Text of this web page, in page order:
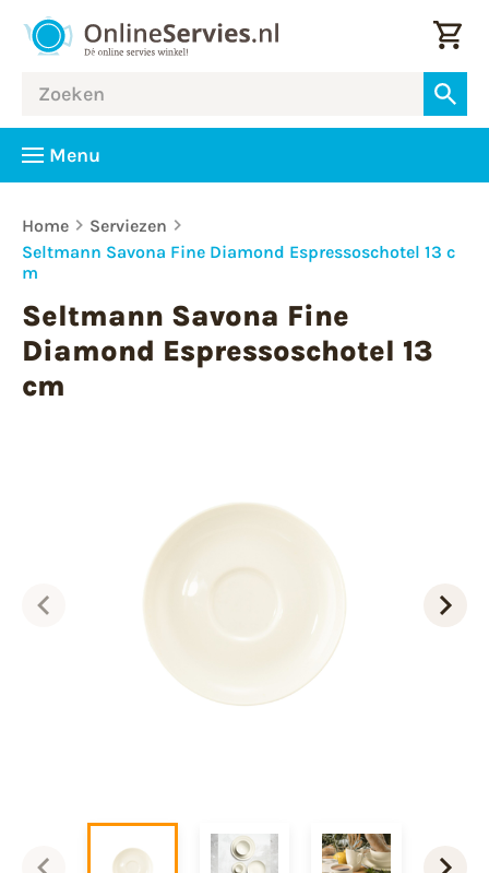
Menu
Home
Serviezen
Seltmann Savona Fine Diamond Espressoschotel 13 c
m
Seltmann Savona Fine
Diamond Espressoschotel 13
cm